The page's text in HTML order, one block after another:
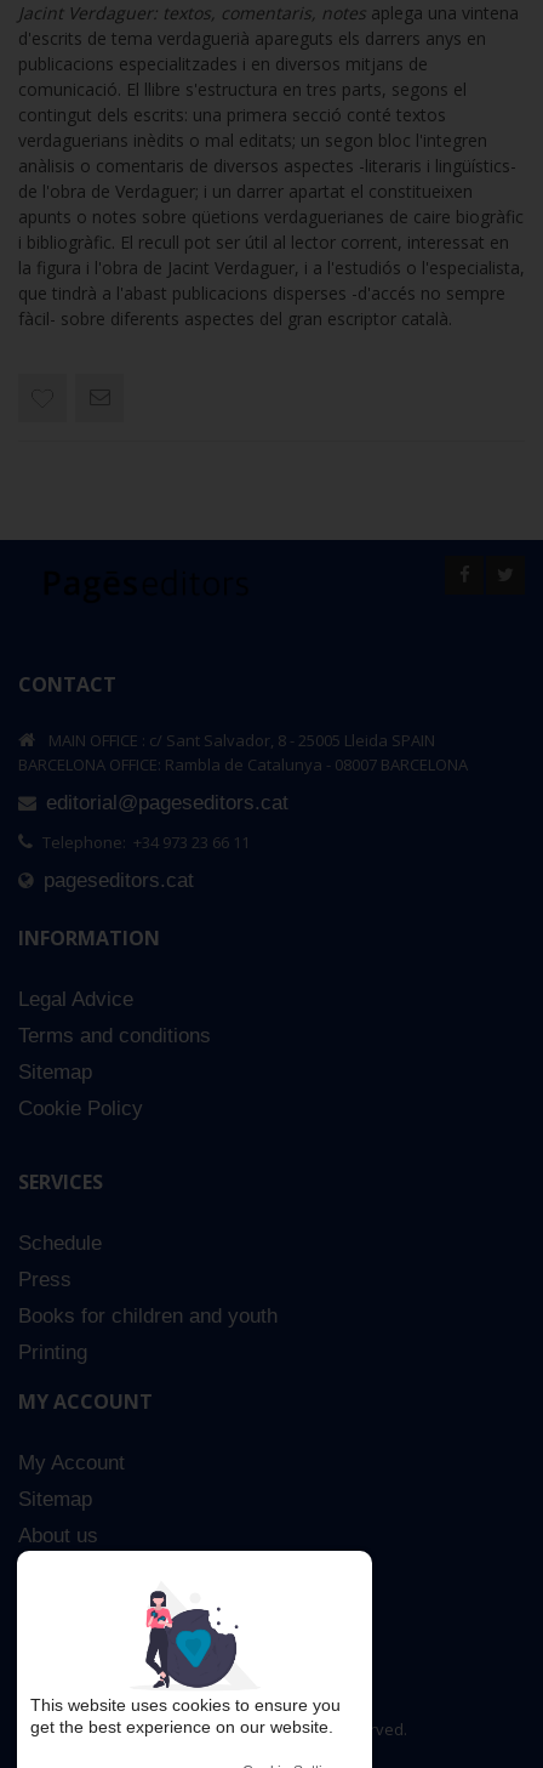
Jacint Verdaguer: textos, comentaris, notes aplega una vintena
d'escrits de tema verdaguerià apareguts els darrers anys en
publicacions especialitzades i en diversos mitjans de
comunicació. El llibre s'estructura en tres parts, segons el
contingut dels escrits: una primera secció conté textos
verdaguerians inèdits o mal editats; un segon bloc l'integren
anàlisis o comentaris de diversos aspectes -literaris i lingüístics-
de l'obra de Verdaguer; i un darrer apartat el constitueixen
apunts o notes sobre qüetions verdaguerianes de caire biogràfic
i bibliogràfic. El recull pot ser útil al lector corrent, interessat en
la figura i l'obra de Jacint Verdaguer, i a l'estudiós o l'especialista,
que tindrà a l'abast publicacions disperses -d'accés no sempre
fàcil- sobre diferents aspectes del gran escriptor català.
CONTACT
MAIN OFFICE : c/ Sant Salvador, 8 - 25005 Lleida SPAIN
BARCELONA OFFICE: Rambla de Catalunya - 08007 BARCELONA
editorial@pageseditors.cat
Telephone: +34 973 23 66 11
pageseditors.cat
INFORMATION
Legal Advice
Terms and conditions
Sitemap
Cookie Policy
SERVICES
Schedule
Press
Books for children and youth
Printing
MY ACCOUNT
My Account
Sitemap
About us
Copyright © 2016. All rights reserved.
This website uses cookies to ensure you
get the best experience on our website.